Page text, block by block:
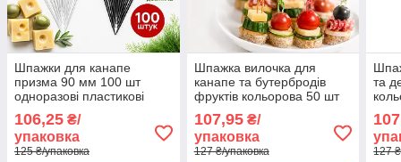
Шпажки для канапе
призма 90 мм 100 шт
одноразові пластикові
закусок
106,25 ₴/
упаковка
125 ₴/упаковка
Шпажка вилочка для
канапе та бутербродів
фруктів кольорова 50 шт
фуршету та кейтерингу
107,95₴/
упаковка
127 ₴/упаковка
та
127